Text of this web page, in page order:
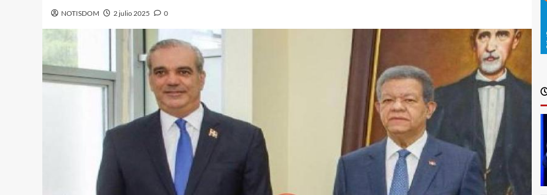
NOTISDOM 2 julio 2025 0